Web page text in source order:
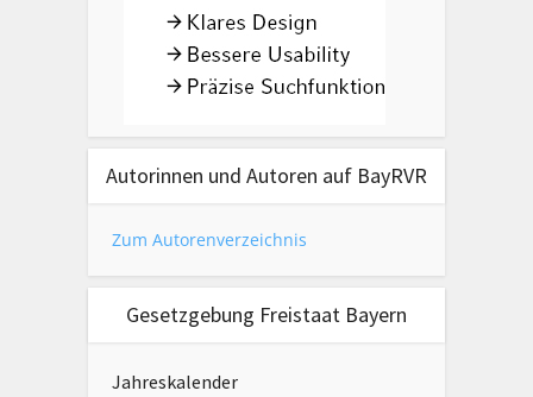
Autorinnen und Autoren auf BayRVR
Zum Autorenverzeichnis
Gesetzgebung Freistaat Bayern
Jahreskalender